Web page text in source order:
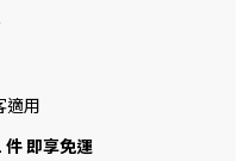
適用
件 即享免運